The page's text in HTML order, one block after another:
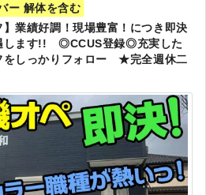
ー 解体を含む
】業績好調！現場豊富！につき即決
します!! ◎CCUS登録◎充実した
をしっかりフォロー ★完全週休二